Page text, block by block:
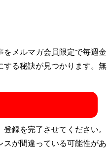
メルマガ会員限定で毎週金
る秘訣が見つかります。無
録を完了させてください。
が間違っている可能性があ